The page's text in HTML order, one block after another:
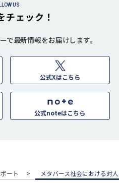
US
チェック！
で最新情報をお届けします。
公式Xはこちら
公式noteはこちら
ート メタバース社会における対